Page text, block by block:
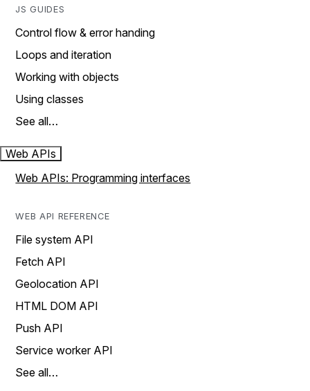
JS GUIDES
Control flow & error handing
Loops and iteration
Working with objects
Using classes
See all…
Web APIs
Web APIs: Programming interfaces
WEB API REFERENCE
File system API
Fetch API
Geolocation API
HTML DOM API
Push API
Service worker API
See all…